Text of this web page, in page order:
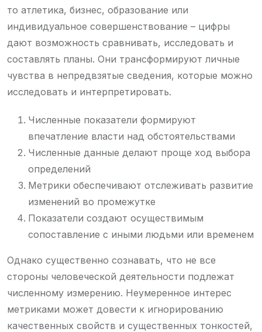
то атлетика, бизнес, образование или
индивидуальное совершенствование – цифры
дают возможность сравнивать, исследовать и
составлять планы. Они трансформируют личные
чувства в непредвзятые сведения, которые можно
исследовать и интерпретировать.
Численные показатели формируют
впечатление власти над обстоятельствами
Численные данные делают проще ход выбора
определений
Метрики обеспечивают отслеживать развитие
изменений во промежутке
Показатели создают осуществимым
сопоставление с иными людьми или временем
Однако существенно сознавать, что не все
стороны человеческой деятельности подлежат
численному измерению. Неумеренное интерес
метриками может довести к игнорированию
качественных свойств и существенных тонкостей,